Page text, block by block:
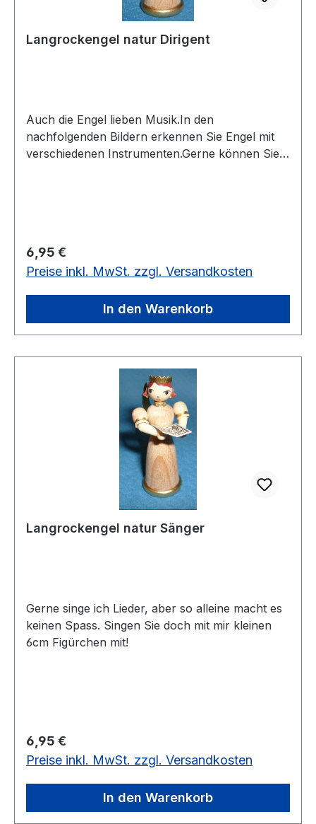
Langrockengel natur Dirigent
Auch die Engel lieben Musik.In den
nachfolgenden Bildern erkennen Sie Engel mit
verschiedenen Instrumenten.Gerne können Sie
Regulärer Preis:
6,95 €
Preise inkl. MwSt. zzgl. Versandkosten
In den Warenkorb
Langrockengel natur Sänger
Gerne singe ich Lieder, aber so alleine macht es
keinen Spass. Singen Sie doch mit mir kleinen
6cm Figürchen mit!
Regulärer Preis:
6,95 €
Preise inkl. MwSt. zzgl. Versandkosten
In den Warenkorb